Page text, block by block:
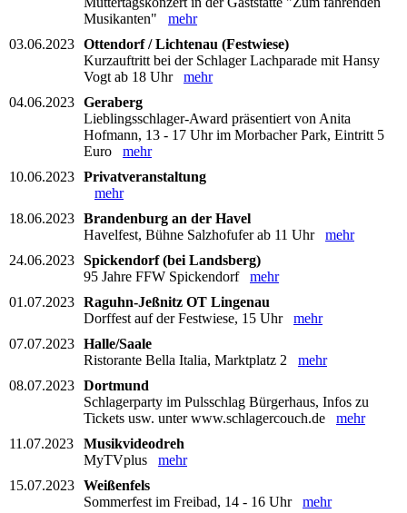
Musikanten" mehr
03.06.2023 Ottendorf / Lichtenau (Festwiese)
Kurzauftritt bei der Schlager Lachparade mit Hansy
Vogt ab 18 Uhr mehr
04.06.2023 Geraberg
Lieblingsschlager-Award präsentiert von Anita
Hofmann, 13 - 17 Uhr im Morbacher Park, Eintritt 5
Euro mehr
10.06.2023 Privatveranstaltung
mehr
18.06.2023 Brandenburg an der Havel
Havelfest, Bühne Salzhofufer ab 11 Uhr mehr
24.06.2023 Spickendorf (bei Landsberg)
95 Jahre FFW Spickendorf mehr
01.07.2023 Raguhn-Jeßnitz OT Lingenau
Dorffest auf der Festwiese, 15 Uhr mehr
07.07.2023 Halle/Saale
Ristorante Bella Italia, Marktplatz 2 mehr
08.07.2023 Dortmund
Schlagerparty im Pulsschlag Bürgerhaus, Infos zu
Tickets usw. unter www.schlagercouch.de mehr
11.07.2023
Musikvideodreh
MyTVplus mehr
15.07.2023 Weißenfels
Sommerfest im Freibad, 14 - 16 Uhr mehr